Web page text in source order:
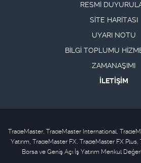
RESMİ
SİTE HARİTASI
UYARI NOTU
BİLGİ TOPLUMU
ZAMANAŞIMI
İLETİŞİM
TradeMaster, TradeMaster International,
Yatırım, TradeMaster FX, TradeMaster FX
Borsa ve Geniş Açı İş Yatırım Menkul